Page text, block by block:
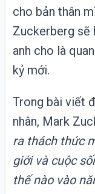
cho bản thân
Zuckerberg sẽ
anh cho là
kỷ mới.
Trong bài viết
nhân, Mark
ra thách thức
giới và cuộc
thế nào vào